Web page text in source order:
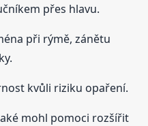
přes hlavu.
při rýmě, zánětu
kvůli riziku opaření.
mohl pomoci rozšířit